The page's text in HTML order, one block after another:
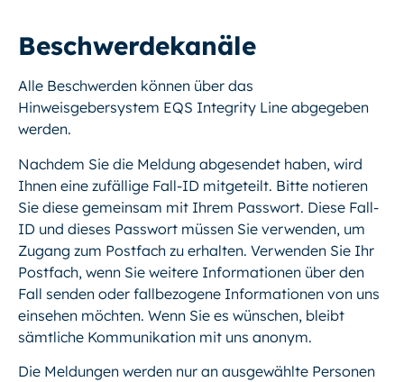
Beschwerdekanäle
Alle Beschwerden können über das
Hinweisgebersystem EQS Integrity Line abgegeben
werden.
Nachdem Sie die Meldung abgesendet haben, wird
Ihnen eine zufällige Fall-ID mitgeteilt. Bitte notieren
Sie diese gemeinsam mit Ihrem Passwort. Diese Fall-
ID und dieses Passwort müssen Sie verwenden, um
Zugang zum Postfach zu erhalten. Verwenden Sie Ihr
Postfach, wenn Sie weitere Informationen über den
Fall senden oder fallbezogene Informationen von uns
einsehen möchten. Wenn Sie es wünschen, bleibt
sämtliche Kommunikation mit uns anonym.
Die Meldungen werden nur an ausgewählte Personen